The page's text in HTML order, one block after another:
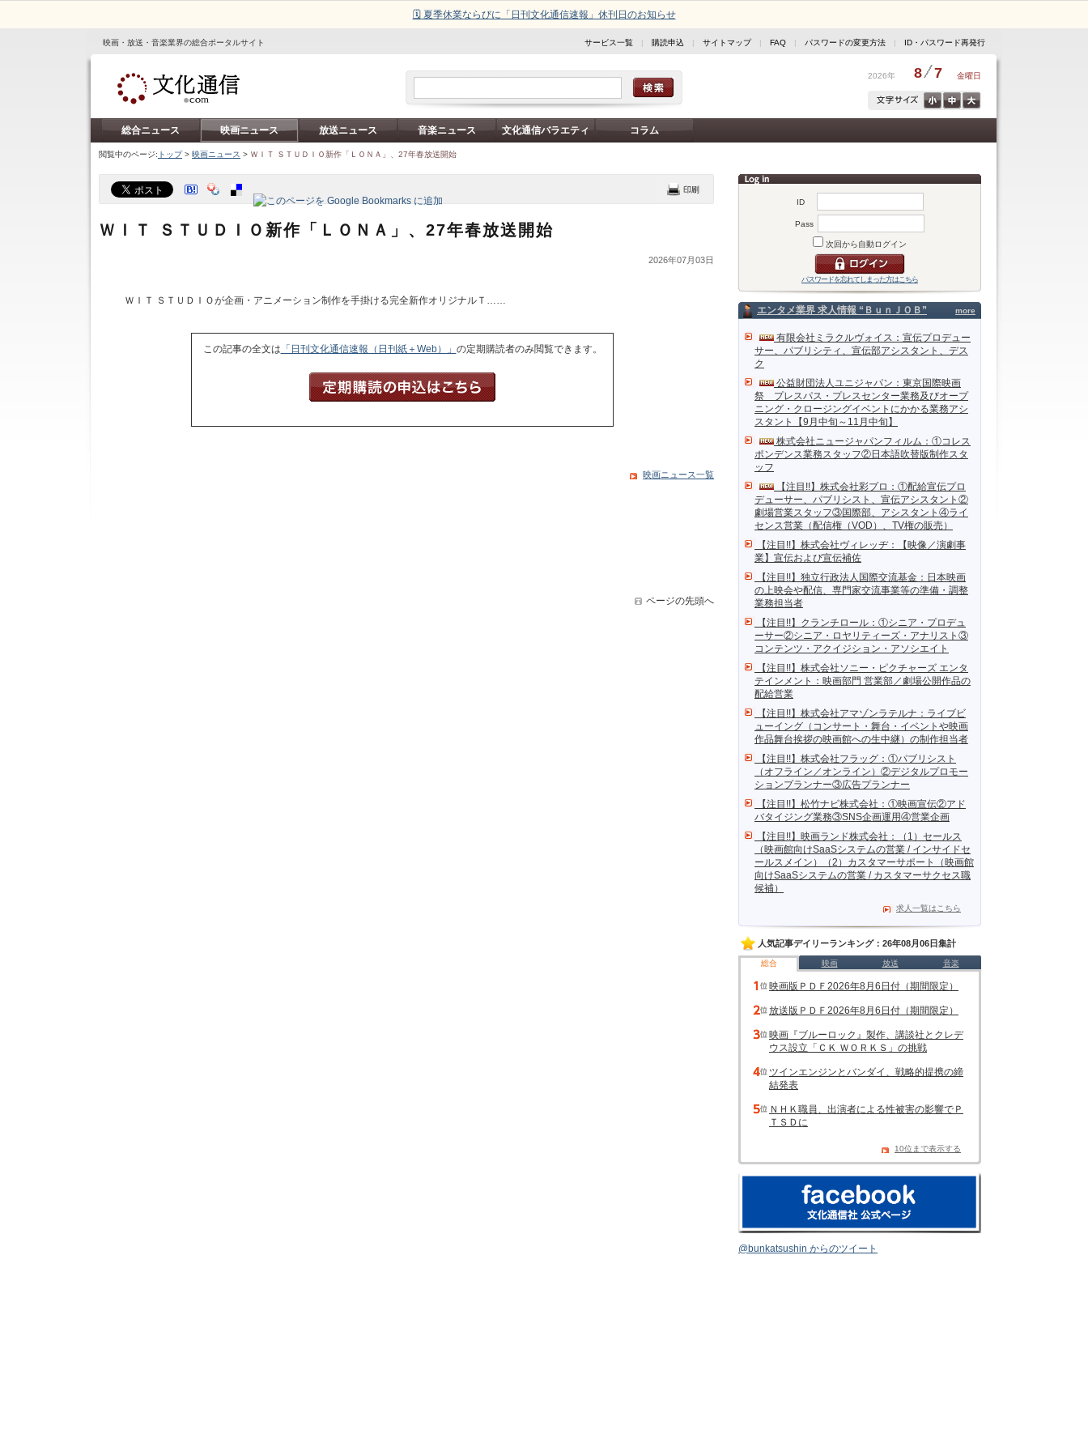
🗓️ 夏季休業ならびに「日刊文化通信速報」休刊日のお知らせ
映画・放送・音楽業界の総合ポータルサイト サービス一覧 | 購読申込 | サイトマップ| FAQ | パスワードの変更方法 | ID・パスワード再発行
2026年 8 7 金曜日
総合ニュース 映画ニュース 放送ニュース 音楽ニュース 文化通信バラエティ コラム
閲覧中のページ: トップ> 映画ニュース > ＷＩＴ ＳＴＵＤＩＯ新作「ＬＯＮＡ」、27年春放送開始
ID
Pass
次回から自動ログイン
パスワードを忘れてしまった方はこちら
more
エンタメ業界 求人情報 “ＢｕｎＪＯＢ”
有限会社ミラクルヴォイス：宣伝プロデュー
サー、パブリシティ、宣伝部アシスタント、デス
ク
公益財団法人ユニジャパン：東京国際映画
祭 プレスパス・プレスセンター業務及びオープ
ニング・クロージングイベントにかかる業務アシ
スタント【9月中旬～11月中旬】
株式会社ニュージャパンフィルム：①コレス
ポンデンス業務スタッフ②日本語吹替版制作スタ
ッフ
【注目!!】株式会社彩プロ：①配給宣伝プロ
デューサー、パブリシスト、宣伝アシスタント②
劇場営業スタッフ③国際部、アシスタント④ライ
センス営業（配信権（VOD）、TV権の販売）
【注目!!】株式会社ヴィレッヂ：【映像／演劇事
業】宣伝および宣伝補佐
【注目!!】独立行政法人国際交流基金：日本映画
の上映会や配信、専門家交流事業等の準備・調整
業務担当者
【注目!!】クランチロール：①シニア・プロデュ
ーサー②シニア・ロヤリティーズ・アナリスト③
コンテンツ・アクイジション・アソシエイト
【注目!!】株式会社ソニー・ピクチャーズ エンタ
テインメント：映画部門 営業部／劇場公開作品の
配給営業
【注目!!】株式会社アマゾンラテルナ：ライブビ
ューイング（コンサート・舞台・イベントや映画
作品舞台挨拶の映画館への生中継）の制作担当者
【注目!!】株式会社フラッグ：①パブリシスト
（オフライン／オンライン）②デジタルプロモー
ションプランナー③広告プランナー
【注目!!】松竹ナビ株式会社：①映画宣伝②アド
バタイジング業務③SNS企画運用④営業企画
【注目!!】映画ランド株式会社：（1）セールス
（映画館向けSaaSシステムの営業 / インサイドセ
ールスメイン）（2）カスタマーサポート（映画館
向けSaaSシステムの営業 / カスタマーサクセス職
候補）
求人一覧はこちら
人気記事デイリーランキング：26年08月06日集計
総合 映画 放送 音楽
映画版ＰＤＦ2026年8月6日付（期間限定）
放送版ＰＤＦ2026年8月6日付（期間限定）
映画『ブルーロック』製作、講談社とクレデ
ウス設立「ＣＫ ＷＯＲＫＳ」の挑戦
ツインエンジンとバンダイ、戦略的提携の締
結発表
ＮＨＫ職員、出演者による性被害の影響でＰ
ＴＳＤに
10位まで表示する
@bunkatsushin からのツイート
ＷＩＴ ＳＴＵＤＩＯ新作「ＬＯＮＡ」、27年春放送開始
2026年07月03日
ＷＩＴ ＳＴＵＤＩＯが企画・アニメーション制作を手掛ける完全新作オリジナルＴ……
この記事の全文は 「日刊文化通信速報（日刊紙＋Web）」 の定期購読者のみ閲覧できます。
映画ニュース一覧
ページの先頭へ